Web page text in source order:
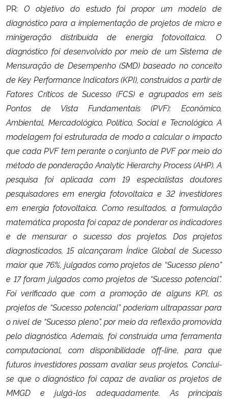
PR: O objetivo do estudo foi propor um modelo de
diagnóstico para a implementação de projetos de micro e
minigeração distribuída de energia fotovoltaica. O
diagnóstico foi desenvolvido por meio de um Sistema de
Mensuração de Desempenho (SMD) baseado no conceito
de Key Performance Indicators (KPI), construídos a partir de
Fatores Críticos de Sucesso (FCS) e agrupados em seis
Pontos de Vista Fundamentais (PVF): Econômico,
Ambiental, Mercadológico, Político, Social e Tecnológico. A
modelagem foi estruturada de modo a calcular o impacto
que cada PVF tem perante o conjunto de PVF por meio do
método de ponderação Analytic Hierarchy Process (AHP). A
pesquisa foi aplicada com 19 especialistas doutores
pesquisadores em energia fotovoltaica e 32 investidores
em energia fotovoltaica. Como resultados, a formulação
matemática proposta foi capaz de ponderar os indicadores
e de mensurar o sucesso dos projetos. Dos projetos
diagnosticados, 15 alcançaram Índice Global de Sucesso
maior que 76%, julgados como projetos de “Sucesso pleno”
e 17 foram julgados como projetos de “Sucesso potencial”.
Foi verificado que com a promoção de alguns KPI, os
projetos de “Sucesso potencial” poderiam ultrapassar para
o nível de “Sucesso pleno”, por meio da reflexão promovida
pelo diagnóstico. Ademais, foi construída uma ferramenta
computacional, com disponibilidade off-line, para que
futuros investidores possam avaliar seus projetos. Conclui-
se que o diagnóstico foi capaz de avaliar os projetos de
MMGD e julgá-los adequadamente. As principais